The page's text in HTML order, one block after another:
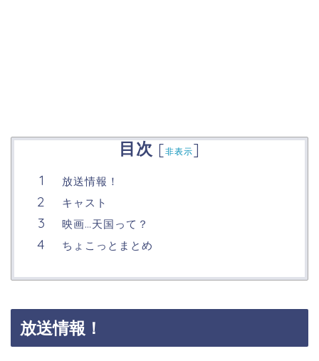
目次 [非表示]
放送情報！
キャスト
映画…天国って？
ちょこっとまとめ
放送情報！